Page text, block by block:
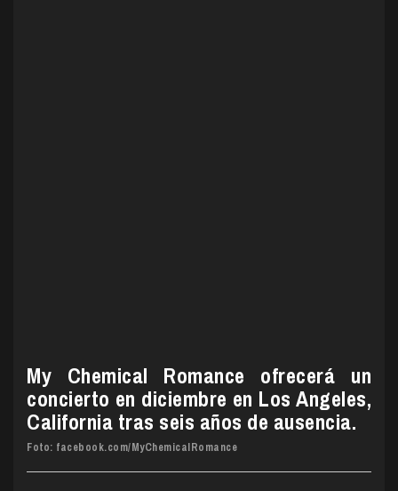
My Chemical Romance ofrecerá un
concierto en diciembre en Los Angeles,
California tras seis años de ausencia.
Foto: facebook.com/MyChemicalRomance